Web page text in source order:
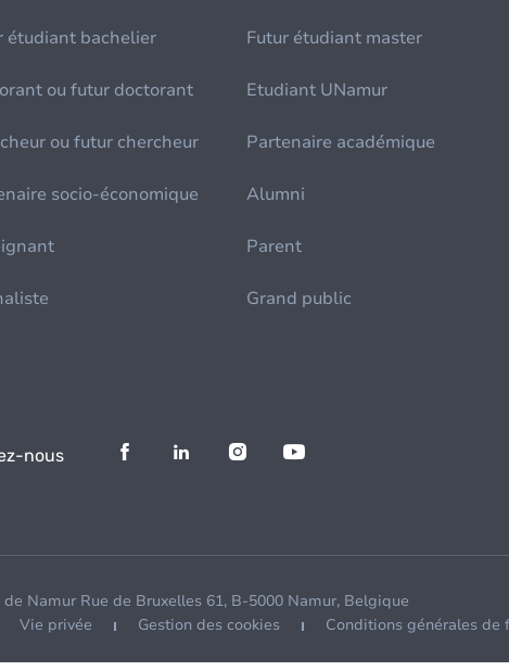
étudiant bachelier Futur étudiant master
ou futur doctorant Etudiant UNamur
ou futur chercheur Partenaire académique
socio-économique Alumni
Parent
Grand public
nous
Namur Rue de Bruxelles 61, B-5000 Namur, Belgique
Vie privée Gestion des cookies Conditions générales de